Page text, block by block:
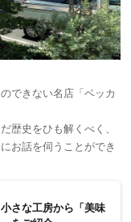
できない名店「ベッカ
歴史をひも解くべく、
お話を伺うことができ
さな工房から「美味